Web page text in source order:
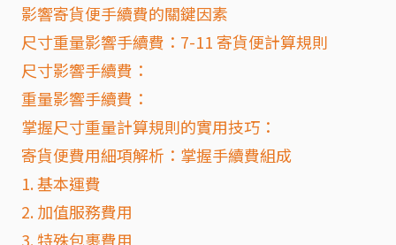
影響寄貨便手續費的關鍵因素
尺寸重量影響手續費：7-11 寄貨便計算規則
尺寸影響手續費：
重量影響手續費：
掌握尺寸重量計算規則的實用技巧：
寄貨便費用細項解析：掌握手續費組成
1. 基本運費
2. 加值服務費用
3. 特殊包裹費用